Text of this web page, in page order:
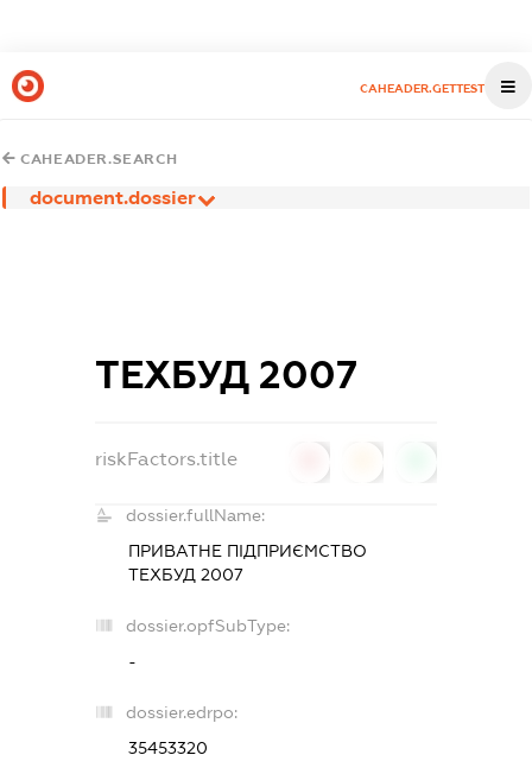
CAHEADER.GETTEST
CAHEADER.SEARCH
document.dossier
ТЕХБУД 2007
riskFactors.title
dossier.fullName:
ПРИВАТНЕ ПІДПРИЄМСТВО
ТЕХБУД 2007
dossier.opfSubType:
-
dossier.edrpo:
35453320